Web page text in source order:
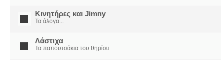
Κινητήρες και Jimny
Τα άλογα...
Λάστιχα
Τα παπουτσάκια του θηρίου